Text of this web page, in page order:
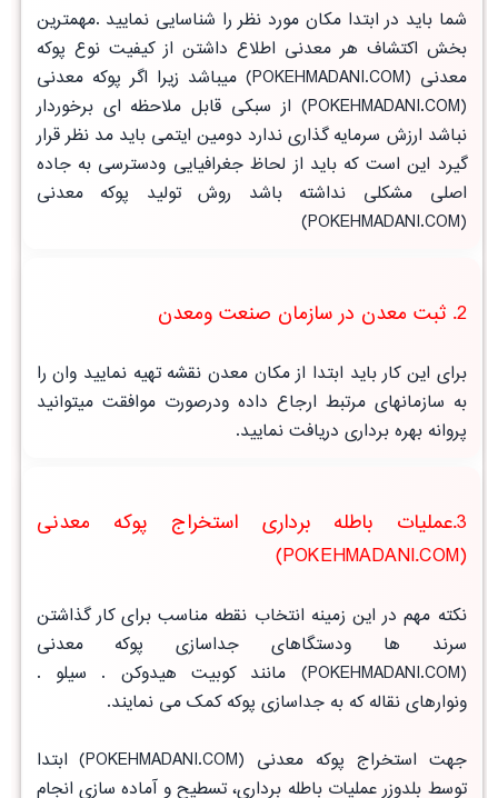
شما باید در ابتدا مکان مورد نظر را شناسایی نمایید .مهمترین
بخش اکتشاف هر معدنی اطلاع داشتن از کیفیت نوع پوکه
معدنی (POKEHMADANI.COM) میباشد زیرا اگر پوکه معدنی
(POKEHMADANI.COM) از سبکی قابل ملاحظه ای برخوردار
نباشد ارزش سرمایه گذاری ندارد دومین ایتمی باید مد نظر قرار
گیرد این است که باید از لحاظ جغرافیایی ودسترسی به جاده
اصلی مشکلی نداشته باشد روش تولید پوکه معدنی
(POKEHMADANI.COM)
2. ثبت معدن در سازمان صنعت ومعدن
برای این کار باید ابتدا از مکان معدن نقشه تهیه نمایید وان را
به سازمانهای مرتبط ارجاع داده ودرصورت موافقت میتوانید
پروانه بهره برداری دریافت نمایید.
3.عملیات باطله برداری استخراج پوکه معدنی
(POKEHMADANI.COM)
نکته مهم در این زمینه انتخاب نقطه مناسب برای کار گذاشتن
سرند ها ودستگاهای جداسازی پوکه معدنی
(POKEHMADANI.COM) مانند کوبیت هیدوکن . سیلو .
ونوارهای نقاله که به جداسازی پوکه کمک می نمایند.
جهت استخراج پوکه معدنی (POKEHMADANI.COM) ابتدا
توسط بلدوزر عملیات باطله برداری، تسطیح و آماده سازی انجام